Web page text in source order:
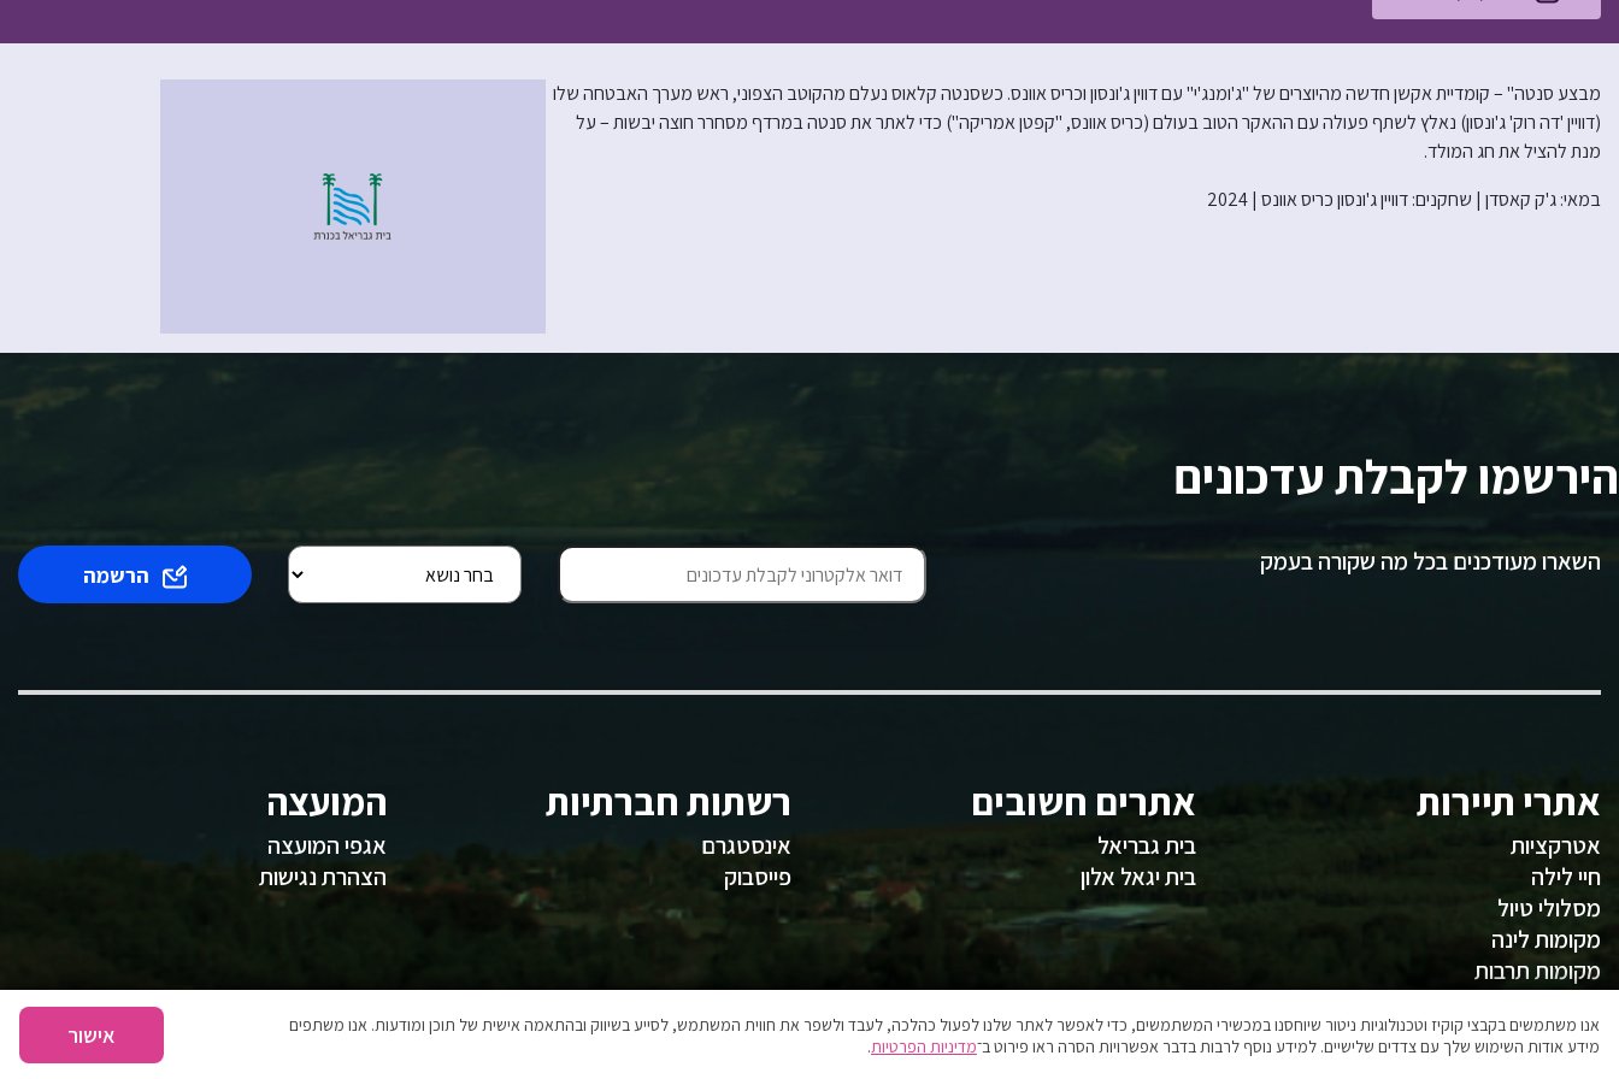
מבצע סנטה" – קומדיית אקשן חדשה מהיוצרים של "ג'ומנג'י" עם דווין ג'ונסון וכריס אוונס. כשסנטה קלאוס נעלם מהקוטב הצפוני, ראש מערך האבטחה שלו
(דוויין 'דה רוק' ג'ונסון) נאלץ לשתף פעולה עם ההאקר הטוב בעולם (כריס אוונס, "קפטן אמריקה") כדי לאתר את סנטה במרדף מסחרר חוצה יבשות – על
מנת להציל את חג המולד.
במאי: ג'ק קאסדן | שחקנים: דוויין ג'ונסון כריס אוונס | 2024
הירשמו לקבלת עדכונים
השארו מעודכנים בכל מה שקורה בעמק הרשמה
אתרי תיירות
אטרקציות
חיי לילה
מסלולי טיול
מקומות לינה
מקומות תרבות
אתרים חשובים
בית גבריאל
בית יגאל אלון
רשתות חברתיות
אינסטגרם
פייסבוק
המועצה
אגפי המועצה
הצהרת נגישות
אנו משתמשים בקבצי קוקיז וטכנולוגיות ניטור שיוחסנו במכשירי המשתמשים, כדי לאפשר לאתר שלנו לפעול כהלכה, לעבד ולשפר את חווית המשתמש, לסייע בשיווק ובהתאמה אישית של תוכן ומודעות. אנו משתפים
מידע אודות השימוש שלך עם צדדים שלישיים. למידע נוסף לרבות בדבר אפשרויות הסרה ראו פירוט ב־מדיניות הפרטיות. אישור